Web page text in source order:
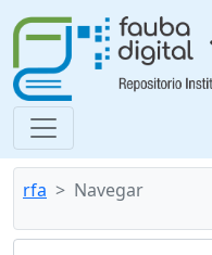
rfa Navegar